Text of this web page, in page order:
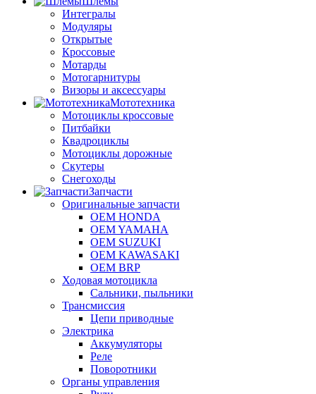
Интегралы
Модуляры
Открытые
Кроссовые
Мотарды
Мотогарнитуры
Визоры и аксессуары
Мототехника
Мотоциклы кроссовые
Питбайки
Квадроциклы
Мотоциклы дорожные
Скутеры
Снегоходы
Запчасти
Оригинальные запчасти
OEM HONDA
OEM YAMAHA
OEM SUZUKI
OEM KAWASAKI
OEM BRP
Ходовая мотоцикла
Сальники, пыльники
Трансмиссия
Цепи приводные
Электрика
Аккумуляторы
Реле
Поворотники
Органы управления